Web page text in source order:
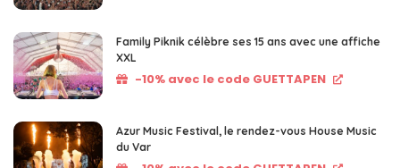
Family Piknik célèbre ses 15 ans avec une affiche
XXL
-10% avec le code GUETTAPEN
Azur Music Festival, le rendez-vous House Music
du Var